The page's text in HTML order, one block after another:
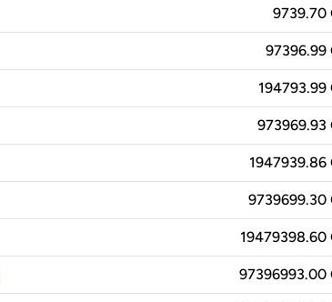
9739.70
97396.99
194793.99
973969.93
1947939.86
9739699.30
19479398.60
97396993.00